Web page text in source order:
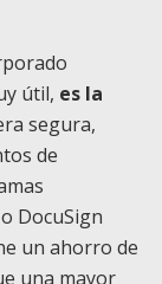
útil, es la
segura,
de
DocuSign
un ahorro de
una mayor